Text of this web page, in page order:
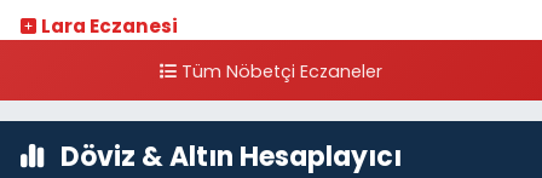
Lara Eczanesi
HASTANESİ KARŞISI
Tüm Nöbetçi Eczaneler
Döviz & Altın Hesaplayıcı